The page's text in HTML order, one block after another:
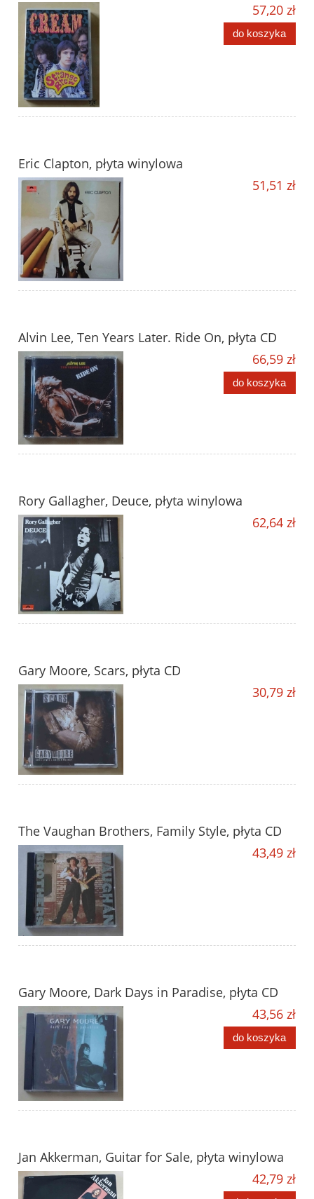
57,20 zł
do koszyka
Eric Clapton, płyta winylowa
51,51 zł
Alvin Lee, Ten Years Later. Ride On, płyta CD
66,59 zł
do koszyka
Rory Gallagher, Deuce, płyta winylowa
62,64 zł
Gary Moore, Scars, płyta CD
30,79 zł
The Vaughan Brothers, Family Style, płyta CD
43,49 zł
Gary Moore, Dark Days in Paradise, płyta CD
43,56 zł
do koszyka
Jan Akkerman, Guitar for Sale, płyta winylowa
42,79 zł